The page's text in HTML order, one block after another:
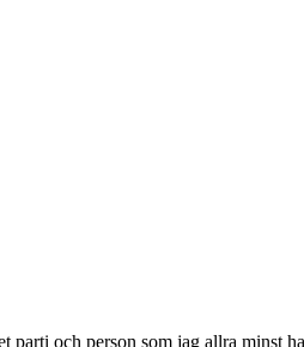
och person som jag allra minst